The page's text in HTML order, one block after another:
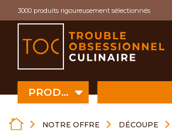
3000 produits rigoureusement sélectionnés
PRODUITS
NOTRE OFFRE DÉCOUPE